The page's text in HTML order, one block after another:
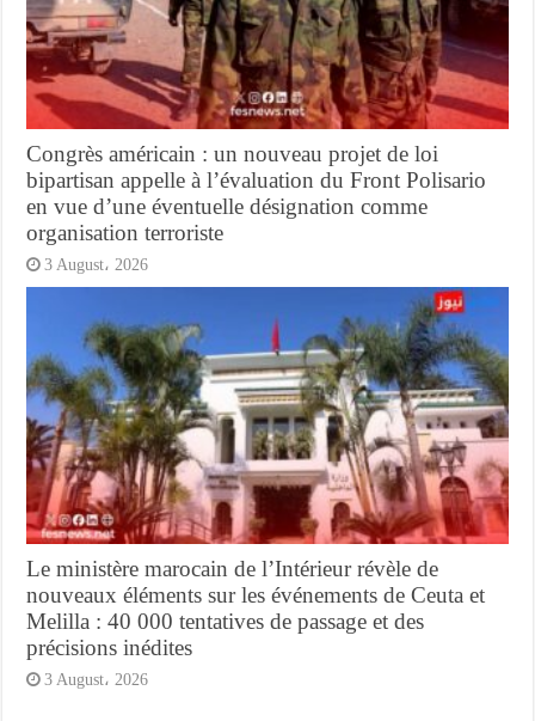
Congrès américain : un nouveau projet de loi
bipartisan appelle à l’évaluation du Front Polisario
en vue d’une éventuelle désignation comme
organisation terroriste
3 August، 2026
Le ministère marocain de l’Intérieur révèle de
nouveaux éléments sur les événements de Ceuta et
Melilla : 40 000 tentatives de passage et des
précisions inédites
3 August، 2026